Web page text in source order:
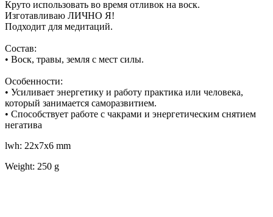
Круто использовать во время отливок на воск.
Изготавливаю ЛИЧНО Я!
Подходит для медитаций.
Состав:
• Воск, травы, земля с мест силы.
Особенности:
• Усиливает энергетику и работу практика или человека,
который занимается саморазвитием.
• Способствует работе с чакрами и энергетическим снятием
негатива
lwh: 22x7x6 mm
Weight: 250 g